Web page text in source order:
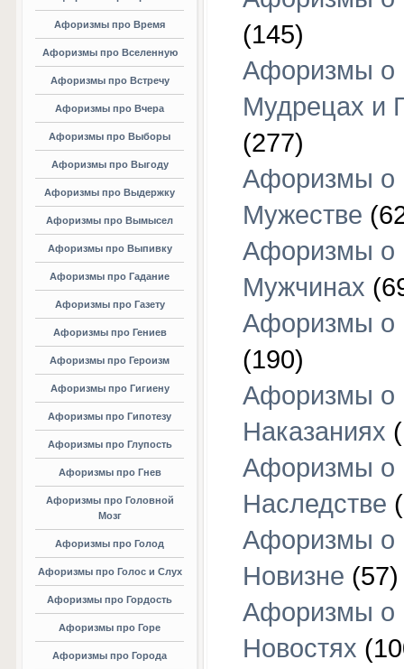
Афоризмы про Время
Афоризмы про Вселенную
Афоризмы про Встречу
Афоризмы про Вчера
Афоризмы про Выборы
Афоризмы про Выгоду
Афоризмы про Выдержку
Афоризмы про Вымысел
Афоризмы про Выпивку
Афоризмы про Гадание
Афоризмы про Газету
Афоризмы про Гениев
Афоризмы про Героизм
Афоризмы про Гигиену
Афоризмы про Гипотезу
Афоризмы про Глупость
Афоризмы про Гнев
Афоризмы про Головной
Мозг
Афоризмы про Голод
Афоризмы про Голос и Слух
Афоризмы про Гордость
Афоризмы про Горе
Афоризмы про Города
(145)
Афоризмы о
Мудрецах и
(277)
Афоризмы о
Мужестве
Афоризмы о
Мужчинах
Афоризмы о
(190)
Афоризмы о
Наказаниях
Афоризмы о
Наследстве
Афоризмы о
Новизне (57)
Афоризмы о
Новостях